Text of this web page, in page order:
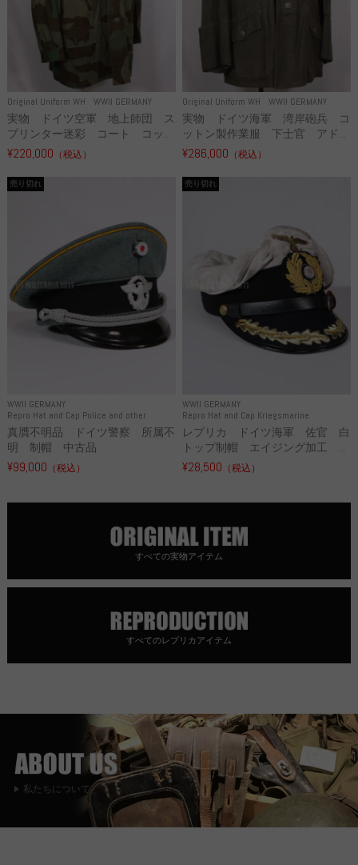
Original Uniform WH WWII GERMANY
実物 ドイツ空軍 地上師団 ス
プリンター迷彩 コート コッ...
¥220,000 （税込）
Original Uniform WH WWII GERMANY
実物 ドイツ海軍 湾岸砲兵 コ
ットン製作業服 下士官 アド...
¥286,000 （税込）
WWII GERMANY
Repro Hat and Cap Police and other
売り切れ
真贋不明品 ドイツ警察 所属不
明 制帽 中古品
¥99,000 （税込）
WWII GERMANY
Repro Hat and Cap Kriegsmarine
売り切れ
レプリカ ドイツ海軍 佐官 白
トップ制帽 エイジング加工 ...
¥28,500 （税込）
すべての実物アイテム
すべてのレプリカアイテム
私たちについて